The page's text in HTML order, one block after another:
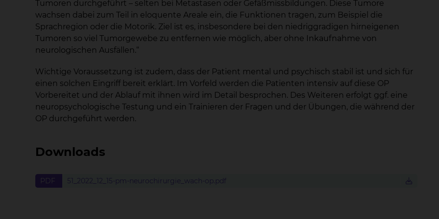
Tumoren durchgeführt – selten bei Metastasen oder Gefäßmissbildungen. Diese Tumore
wachsen dabei zum Teil in eloquente Areale ein, die Funktionen tragen, zum Beispiel die
Sprachregion oder die Motorik. Ziel ist es, insbesondere bei den niedriggradigen hirneigenen
Tumoren so viel Tumorgewebe zu entfernen wie möglich, aber ohne Inkaufnahme von
neurologischen Ausfällen.“
Wichtige Voraussetzung ist zudem, dass der Patient mental und psychisch stabil ist und sich für
einen solchen Eingriff bereit erklärt. Im Vorfeld werden die Patienten intensiv auf diese OP
Vorbereitet und der Ablauf mit ihnen wird im Detail besprochen. Des Weiteren erfolgt ggf. eine
neuropsychologische Testung und ein Trainieren der Fragen und der Übungen, die während der
OP durchgeführt werden.
Downloads
PDF 51_2022_12_15-pm-neurochirurgie_wach-op.pdf